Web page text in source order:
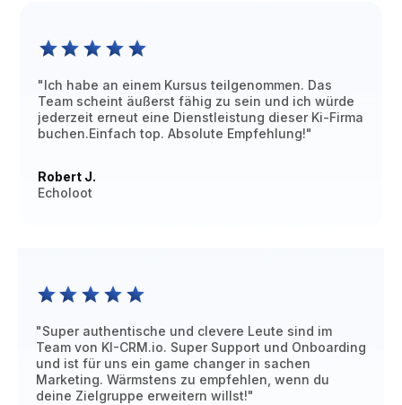
"Ich habe an einem Kursus teilgenommen. Das
Team scheint äußerst fähig zu sein und ich würde
jederzeit erneut eine Dienstleistung dieser Ki-Firma
buchen.Einfach top. Absolute Empfehlung!"
Robert J.
Echoloot
"Super authentische und clevere Leute sind im
Team von KI-CRM.io. Super Support und Onboarding
und ist für uns ein game changer in sachen
Marketing. Wärmstens zu empfehlen, wenn du
deine Zielgruppe erweitern willst!"